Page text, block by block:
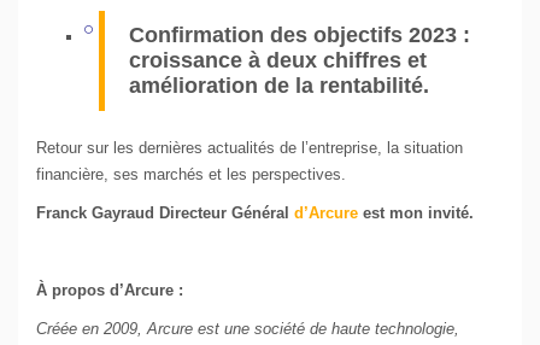
Confirmation des objectifs 2023 :
croissance à deux chiffres et
amélioration de la rentabilité.
Retour sur les dernières actualités de l’entreprise, la situation
financière, ses marchés et les perspectives.
Franck Gayraud Directeur Général d’Arcure est mon invité.
À propos d’Arcure :
Créée en 2009, Arcure est une société de haute technologie,